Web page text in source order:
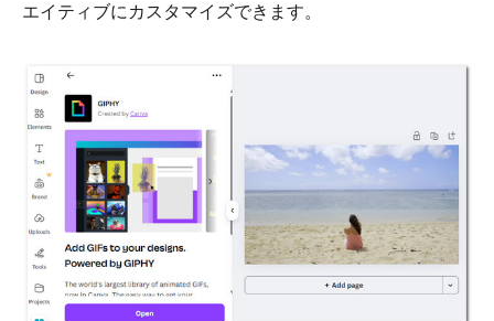
エイティブにカスタマイズできます。